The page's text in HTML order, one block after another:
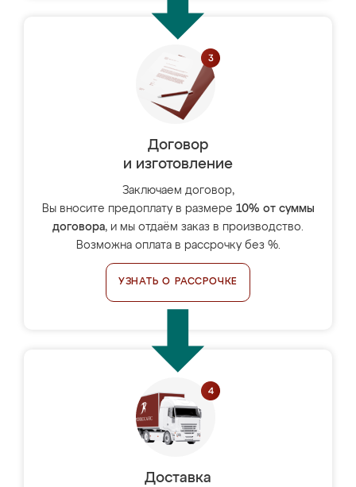
Договор
и изготовление
Заключаем договор,
Вы вносите предоплату в размере 10% от суммы
договора, и мы отдаём заказ в производство.
Возможна оплата в рассрочку без %.
УЗНАТЬ О РАССРОЧКЕ
Доставка